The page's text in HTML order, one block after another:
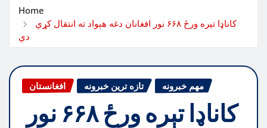
Home
افغانستان تازه ترین خبرونه مهم خبرونه